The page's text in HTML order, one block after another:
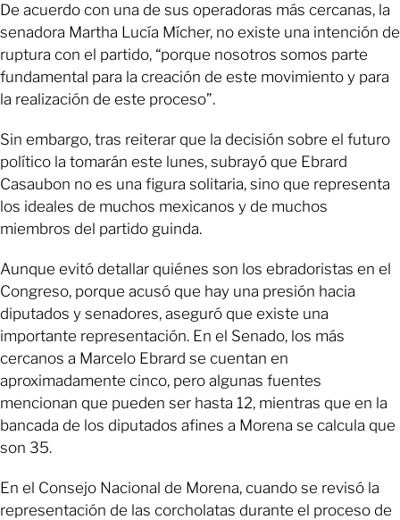
De acuerdo con una de sus operadoras más cercanas, la
senadora Martha Lucía Mícher, no existe una intención de
ruptura con el partido, “porque nosotros somos parte
fundamental para la creación de este movimiento y para
la realización de este proceso”.
Sin embargo, tras reiterar que la decisión sobre el futuro
político la tomarán este lunes, subrayó que Ebrard
Casaubon no es una figura solitaria, sino que representa
los ideales de muchos mexicanos y de muchos
miembros del partido guinda.
Aunque evitó detallar quiénes son los ebradoristas en el
Congreso, porque acusó que hay una presión hacia
diputados y senadores, aseguró que existe una
importante representación. En el Senado, los más
cercanos a Marcelo Ebrard se cuentan en
aproximadamente cinco, pero algunas fuentes
mencionan que pueden ser hasta 12, mientras que en la
bancada de los diputados afines a Morena se calcula que
son 35.
En el Consejo Nacional de Morena, cuando se revisó la
representación de las corcholatas durante el proceso de